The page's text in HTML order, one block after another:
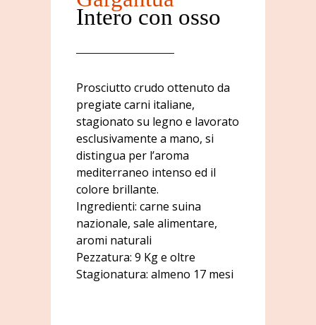
Intero con osso
Prosciutto crudo ottenuto da
pregiate carni italiane,
stagionato su legno e lavorato
esclusivamente a mano, si
distingua per l’aroma
mediterraneo intenso ed il
colore brillante.
Ingredienti: carne suina
nazionale, sale alimentare,
aromi naturali
Pezzatura: 9 Kg e oltre
Stagionatura: almeno 17 mesi